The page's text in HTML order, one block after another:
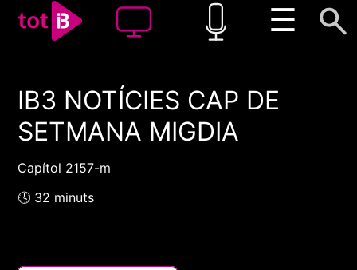
☰
00:00 00:00
1x
IB3 NOTÍCIES CAP DE
SETMANA MIGDIA
Capítol 2157-m
🕓 32 minuts